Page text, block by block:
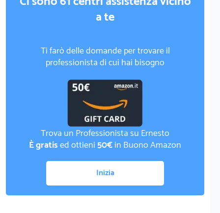
a te
Ti farò delle domande per trovare il
professionista di cui hai bisogno
Trova un Professionista su Ernesto
È gratised ottieni50€in Buono Amazon
Inizia